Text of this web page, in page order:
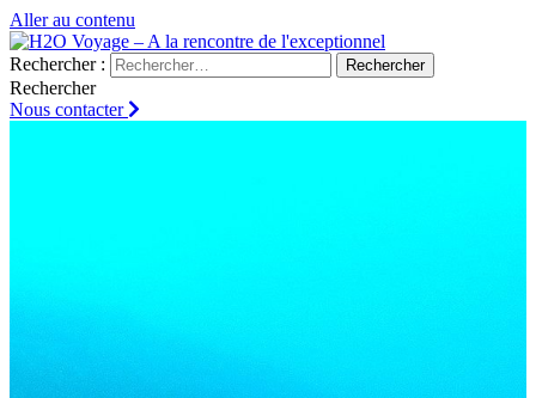
Aller au contenu
Rechercher :
Rechercher
Nous contacter